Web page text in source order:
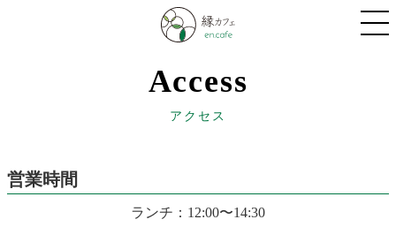
Access
アクセス
営業時間
ランチ：12:00〜14:30